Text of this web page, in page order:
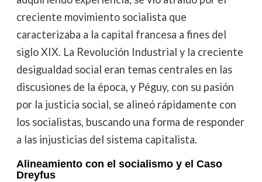
creciente movimiento socialista que
caracterizaba a la capital francesa a fines del
siglo XIX. La Revolución Industrial y la creciente
desigualdad social eran temas centrales en las
discusiones de la época, y Péguy, con su pasión
por la justicia social, se alineó rápidamente con
los socialistas, buscando una forma de responder
a las injusticias del sistema capitalista.
Alineamiento con el socialismo y el Caso
Dreyfus